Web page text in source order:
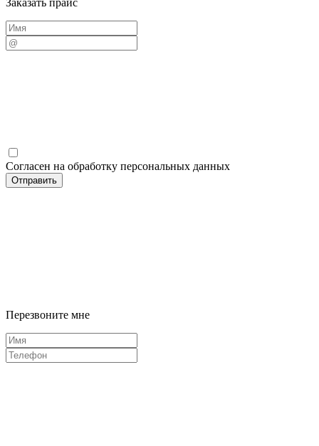
Согласен на обработку персональных данных
Отправить
Перезвоните мне